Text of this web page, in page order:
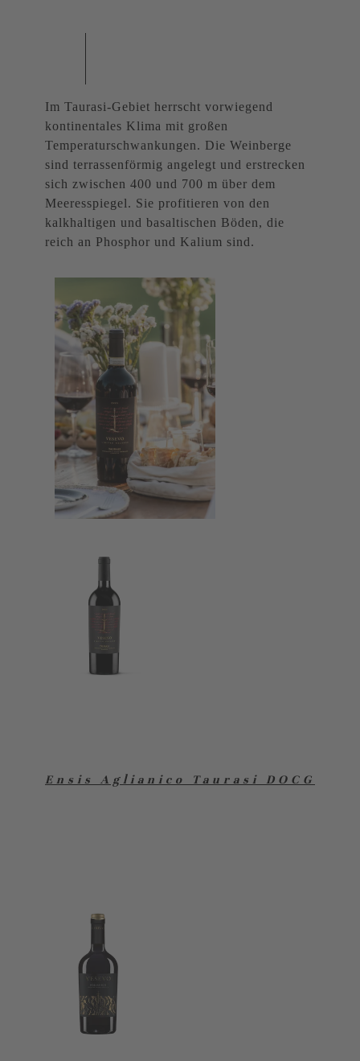
Im Taurasi-Gebiet herrscht vorwiegend
kontinentales Klima mit großen
Temperaturschwankungen. Die Weinberge
sind terrassenförmig angelegt und erstrecken
sich zwischen 400 und 700 m über dem
Meeresspiegel. Sie profitieren von den
kalkhaltigen und basaltischen Böden, die
reich an Phosphor und Kalium sind.
Ensis Aglianico Taurasi DOCG